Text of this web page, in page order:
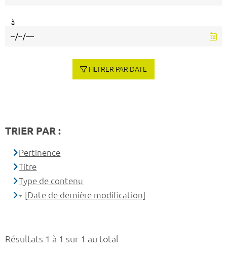
Résultats 1 à 1 sur 1 au total
à
FILTRER PAR DATE
TRIER PAR :
Pertinence
Titre
Type de contenu
[Date de dernière modification]